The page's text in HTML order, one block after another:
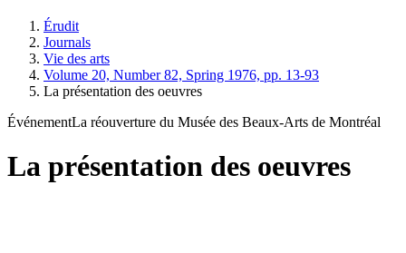
Érudit
Journals
Vie des arts
Volume 20, Number 82, Spring 1976, pp. 13-93
La présentation des oeuvres
ÉvénementLa réouverture du Musée des Beaux-Arts de Montréal
La présentation des oeuvres